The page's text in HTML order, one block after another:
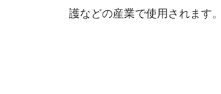
護などの産業で使用されます。